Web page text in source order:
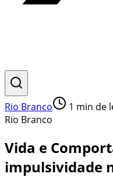
Rio Branco 1 min de
Rio Branco
Vida e
impulsividade